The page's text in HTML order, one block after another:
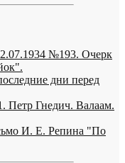
№193. Очерк
дни перед
Петр Гнедич. Валаам.
И. Е. Репина "По